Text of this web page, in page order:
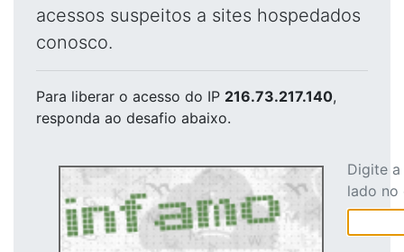
acessos suspeitos a sites hospedados
conosco.
Para liberar o acesso do IP 216.73.217.140,
responda ao desafio abaixo.
Digite
lado no